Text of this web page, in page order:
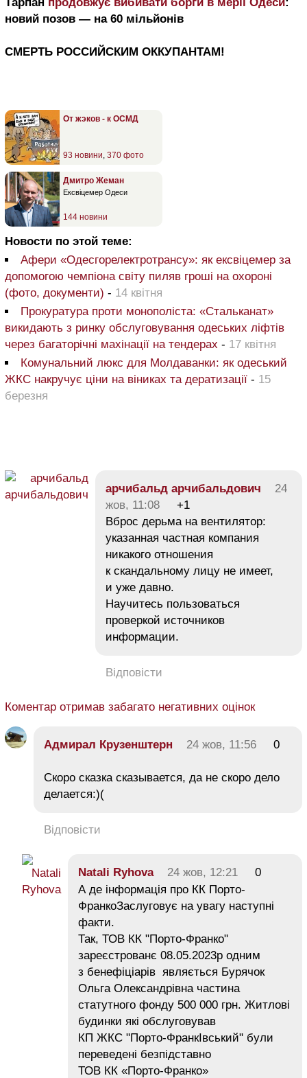
новий позов — на 60 мільйонів
СМЕРТЬ РОССИЙСКИМ ОККУПАНТАМ!
От жэков - к ОСМД
93 новини 370 фото
Дмитро Жеман
Ексвіцемер Одеси
144 новини
Новости по этой теме:
Афери «Одесгорелектротрансу»: як ексвіцемер за
допомогою чемпіона світу пиляв гроші на охороні
(фото, документи) - 14 квітня
Прокуратура проти монополіста: «Стальканат»
викидають з ринку обслуговування одеських ліфтів
через багаторічні махінації на тендерах - 17 квітня
Комунальний люкс для Молдаванки: як одеський
ЖКС накручує ціни на віниках та дератизації - 15
березня
арчибальд арчибальдович
24
жов, 11:08
+1
Вброс дерьма на вентилятор:
указанная частная компания
никакого отношения
к скандальному лицу не имеет,
и уже давно.
Научитесь пользоваться
проверкой источников
информации.
Відповісти
Коментар отримав забагато негативних оцінок
Адмирал Крузенштерн 24 жов, 11:56 0
Скоро сказка сказывается, да не скоро дело
делается:)(
Відповісти
Natali Ryhova 24 жов, 12:21
0
А де інформація про КК Порто-
ФранкоЗаслуговує на увагу наступні
факти.
Так, ТОВ КК "Порто-Франко"
зареєстрованє 08.05.2023р одним
з бенефіціарів являється Бурячок
Ольга Олександрівна частина
статутного фонду 500 000 грн. Житлові
будинки які обслуговував
КП ЖКС "Порто-ФранкІвський" були
переведені безпідставно
ТОВ КК «Порто-Франко»